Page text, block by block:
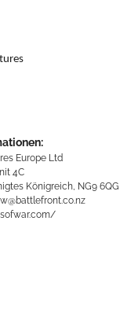
Europe Ltd
4C
Königreich, NG9 6QG